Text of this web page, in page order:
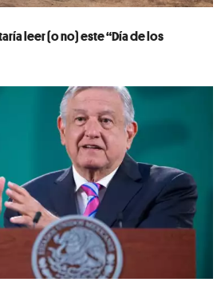
leer (o no) este “Día de los